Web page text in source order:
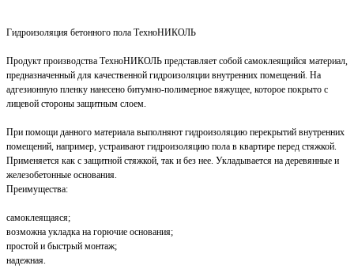
Гидроизоляция бетонного пола ТехноНИКОЛЬ
Продукт производства ТехноНИКОЛЬ представляет собой самоклеящийся материал,
предназначенный для качественной гидроизоляции внутренних помещений. На
адгезионную пленку нанесено битумно-полимерное вяжущее, которое покрыто с
лицевой стороны защитным слоем.
При помощи данного материала выполняют гидроизоляцию перекрытий внутренних
помещений, например, устраивают гидроизоляцию пола в квартире перед стяжкой.
Применяется как с защитной стяжкой, так и без нее. Укладывается на деревянные и
железобетонные основания.
Преимущества:
самоклеящаяся;
возможна укладка на горючие основания;
простой и быстрый монтаж;
надежная.